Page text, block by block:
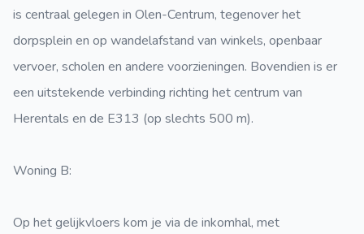
is centraal gelegen in Olen-Centrum, tegenover het
dorpsplein en op wandelafstand van winkels, openbaar
vervoer, scholen en andere voorzieningen. Bovendien is er
een uitstekende verbinding richting het centrum van
Herentals en de E313 (op slechts 500 m).
Woning B:
Op het gelijkvloers kom je via de inkomhal, met